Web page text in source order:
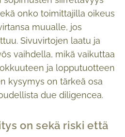
onko toimittajilla oikeus
muualle, jos
Sivuvirtojen laatu ja
vaihdella, mikä vaikuttaa
ja lopputuotteen
kysymys on tärkeä osa
due diligencea.
on sekä riski että